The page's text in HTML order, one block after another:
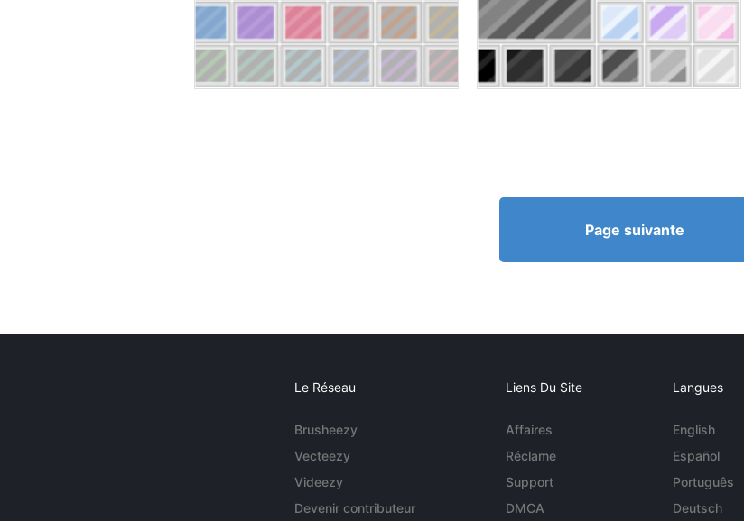
Page suivante
Le Réseau
Brusheezy
Vecteezy
Videezy
Devenir contributeur
Liens Du Site
Affaires
Réclame
Support
DMCA
Langues
English
Español
Português
Deutsch